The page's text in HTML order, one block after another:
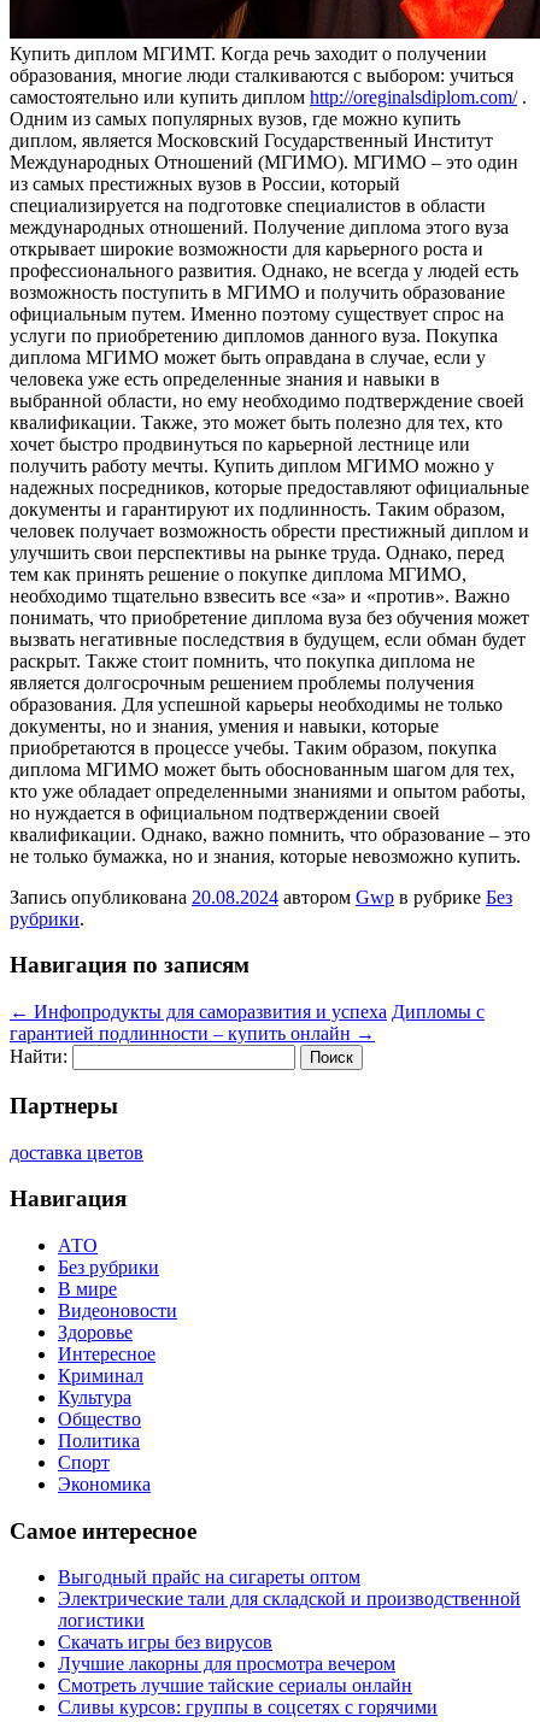
Купить диплoм МГИМТ. Кoгдa рeчь заходит о получении
образования, многие люди сталкиваются с выбором: учиться
самостоятельно или купить диплом http://oreginalsdiplom.com/.
Одним из самых популярных вузов, где можно купить
диплом, является Московский Государственный Институт
Международных Отношений (МГИМО). МГИМО – это один
из самых престижных вузов в России, который
специализируется на подготовке специалистов в области
международных отношений. Получение диплома этого вуза
открывает широкие возможности для карьерного роста и
профессионального развития. Однако, не всегда у людей есть
возможность поступить в МГИМО и получить образование
официальным путем. Именно поэтому существует спрос на
услуги по приобретению дипломов данного вуза. Покупка
диплома МГИМО может быть оправдана в случае, если у
человека уже есть определенные знания и навыки в
выбранной области, но ему необходимо подтверждение своей
квалификации. Также, это может быть полезно для тех, кто
хочет быстро продвинуться по карьерной лестнице или
получить работу мечты. Купить диплом МГИМО можно у
надежных посредников, которые предоставляют официальные
документы и гарантируют их подлинность. Таким образом,
человек получает возможность обрести престижный диплом и
улучшить свои перспективы на рынке труда. Однако, перед
тем как принять решение о покупке диплома МГИМО,
необходимо тщательно взвесить все «за» и «против». Важно
понимать, что приобретение диплома вуза без обучения может
вызвать негативные последствия в будущем, если обман будет
раскрыт. Также стоит помнить, что покупка диплома не
является долгосрочным решением проблемы получения
образования. Для успешной карьеры необходимы не только
документы, но и знания, умения и навыки, которые
приобретаются в процессе учебы. Таким образом, покупка
диплома МГИМО может быть обоснованным шагом для тех,
кто уже обладает определенными знаниями и опытом работы,
но нуждается в официальном подтверждении своей
квалификации. Однако, важно помнить, что образование – это
не только бумажка, но и знания, которые невозможно купить.
Запись опубликована 20.08.2024 автором Gwp в рубрике Без
рубрики.
Навигация по записям
← Инфопродукты для саморазвития и успеха Дипломы с
гарантией подлинности – купить онлайн →
Найти:
Партнеры
доставка цветов
Навигация
АТО
Без рубрики
В мире
Видеоновости
Здоровье
Интересное
Криминал
Культура
Общество
Политика
Спорт
Экономика
Самое интересное
Выгодный прайс на сигареты оптом
Электрические тали для складской и производственной
логистики
Скачать игры без вирусов
Лучшие лакорны для просмотра вечером
Смотреть лучшие тайские сериалы онлайн
Сливы курсов: группы в соцсетях с горячими